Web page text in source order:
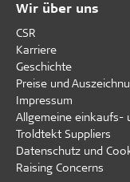
Wir über uns
CSR
Karriere
Geschichte
Preise und
Impressum
Allgemeine einkaufs-
Troldtekt Suppliers
Datenschutz und
Raising Concerns